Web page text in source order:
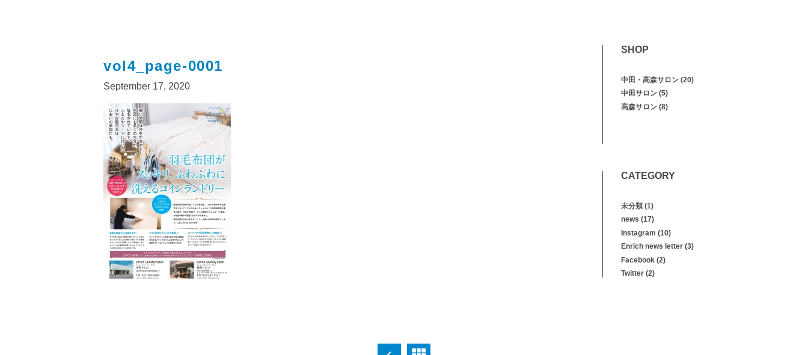
vol4_page-0001
September 17, 2020
SHOP
中田・高森サロン (20)
中田サロン (5)
高森サロン (8)
CATEGORY
未分類 (1)
news (17)
Instagram (10)
Enrich news letter (3)
Facebook (2)
Twitter (2)